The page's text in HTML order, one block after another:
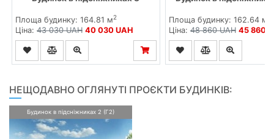
Площа будинку: 164.81 м2
Ціна: 43 030 UAH 40 030 UAH
Площа будинку: 162.64 м
Ціна:48 860 UAH 45 860
НЕЩОДАВНО ОГЛЯНУТІ ПРОЄКТИ БУДИНКІВ:
Будинок в підсніжниках 2 (Г2)